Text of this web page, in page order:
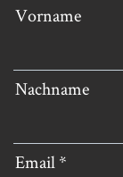
Vorname
Nachname
Email